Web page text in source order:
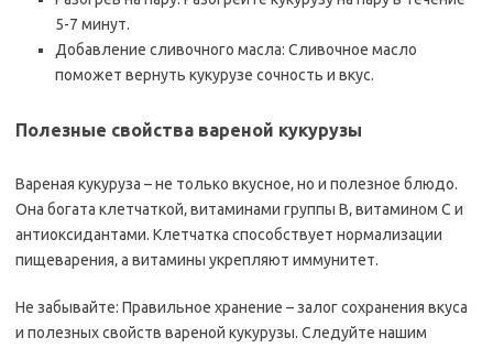
5-7 минут.
Добавление сливочного масла: Сливочное масло
поможет вернуть кукурузе сочность и вкус.
Полезные свойства вареной кукурузы
Вареная кукуруза – не только вкусное‚ но и полезное блюдо.
Она богата клетчаткой‚ витаминами группы B‚ витамином C и
антиоксидантами. Клетчатка способствует нормализации
пищеварения‚ а витамины укрепляют иммунитет.
Не забывайте: Правильное хранение – залог сохранения вкуса
и полезных свойств вареной кукурузы. Следуйте нашим